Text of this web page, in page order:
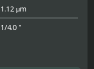
1.12 μm
1/4.0 "